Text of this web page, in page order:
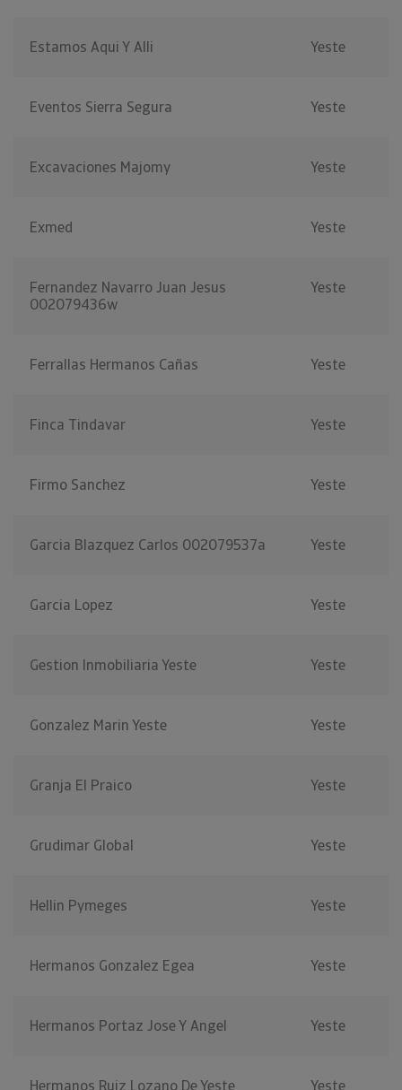
Estamos Aqui Y Alli Yeste
Eventos Sierra Segura Yeste
Excavaciones Majomy Yeste
Exmed Yeste
Fernandez Navarro Juan Jesus
002079436w
Yeste
Ferrallas Hermanos Cañas Yeste
Finca Tindavar Yeste
Firmo Sanchez Yeste
Garcia Blazquez Carlos 002079537a Yeste
Garcia Lopez Yeste
Gestion Inmobiliaria Yeste Yeste
Gonzalez Marin Yeste Yeste
Granja El Praico Yeste
Grudimar Global Yeste
Hellin Pymeges Yeste
Hermanos Gonzalez Egea Yeste
Hermanos Portaz Jose Y Angel Yeste
Hermanos Ruiz Lozano De Yeste Yeste